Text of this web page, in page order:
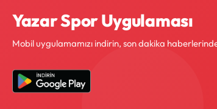
Yazar Spor Uygulaması
Mobil uygulamamızı indirin, son dakika